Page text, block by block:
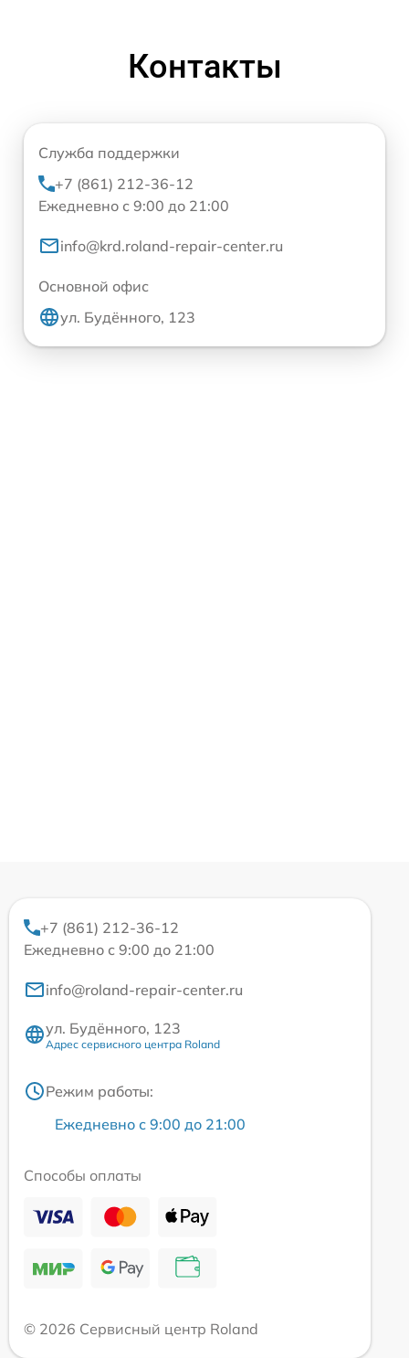
Контакты
Служба поддержки
+7 (861) 212-36-12
Ежедневно с 9:00 до 21:00
info@krd.roland-repair-center.ru
Основной офис
ул. Будённого, 123
+7 (861) 212-36-12
Ежедневно с 9:00 до 21:00
info@roland-repair-center.ru
ул. Будённого, 123
Адрес сервисного центра Roland
Режим работы:
Ежедневно с 9:00 до 21:00
Способы оплаты
© 2026 Сервисный центр Roland